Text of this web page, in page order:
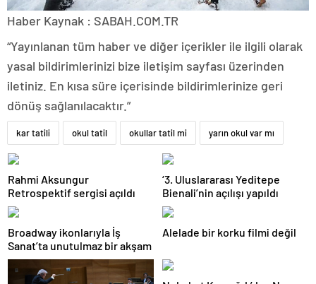
Haber Kaynak : SABAH.COM.TR
“Yayınlanan tüm haber ve diğer içerikler ile ilgili olarak
yasal bildirimlerinizi bize iletişim sayfası üzerinden
iletiniz. En kısa süre içerisinde bildirimlerinize geri
dönüş sağlanılacaktır.”
kar tatili okul tatil okullar tatil mi yarın okul var mı
Rahmi Aksungur
Retrospektif sergisi açıldı
‘3. Uluslararası Yeditepe
Bienali’nin açılışı yapıldı
Broadway ikonlarıyla İş
Sanat’ta unutulmaz bir akşam
Alelade bir korku filmi değil